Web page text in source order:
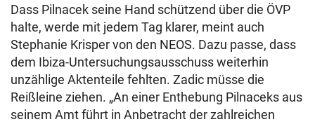
Dass Pilnacek seine Hand schützend über die ÖVP
halte, werde mit jedem Tag klarer, meint auch
Stephanie Krisper von den NEOS. Dazu passe, dass
dem Ibiza-Untersuchungsausschuss weiterhin
unzählige Aktenteile fehlten. Zadic müsse die
Reißleine ziehen. „An einer Enthebung Pilnaceks aus
seinem Amt führt in Anbetracht der zahlreichen